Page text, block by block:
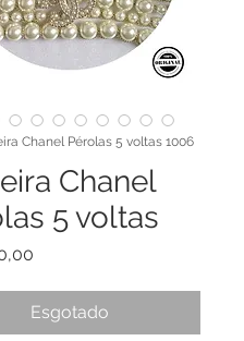
Chanel Pérolas 5 voltas 1006
Chanel
5 voltas
Esgotado